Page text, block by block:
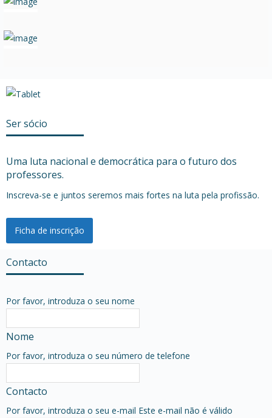
Ser sócio
Uma luta nacional e democrática para o futuro dos
professores.
Inscreva-se e juntos seremos mais fortes na luta pela profissão.
Ficha de inscrição
Contacto
Por favor, introduza o seu nome
Nome
Por favor, introduza o seu número de telefone
Contacto
Por favor, introduza o seu e-mail Este e-mail não é válido